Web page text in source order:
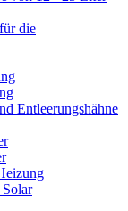
die
Entleerungshähne